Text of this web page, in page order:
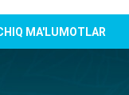
MA'LUMOTLAR